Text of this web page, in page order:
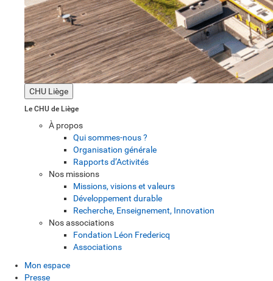
CHU Liège
Le CHU de Liège
À propos
Qui sommes-nous ?
Organisation générale
Rapports d’Activités
Nos missions
Missions, visions et valeurs
Développement durable
Recherche, Enseignement, Innovation
Nos associations
Fondation Léon Fredericq
Associations
Mon espace
Presse